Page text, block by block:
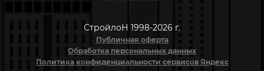
СтройлоН 1998-2026 г.
Публичная оферта
Обработка персональных данных
Политика конфиденциальности сервисов Яндекс